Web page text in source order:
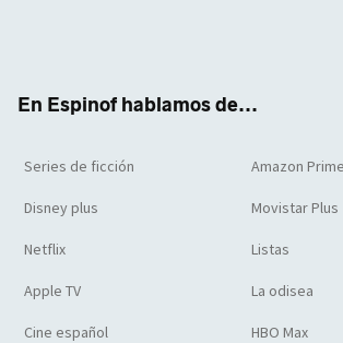
En Espinof hablamos de...
Series de ficción Amazon
Disney plus Movistar Plus
Netflix Listas
Apple TV La odisea
Cine español HBO Max